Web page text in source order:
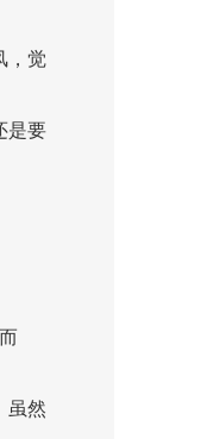
，觉
是要
虽然